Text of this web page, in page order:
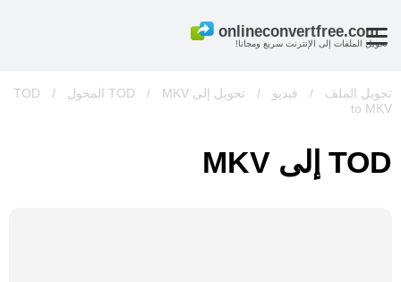
تحويل الملفات إلى الإنترنت سريع ومجانا!
تحويل الملف / فيديو / تحويل إلى TOD / MKV المحول /
TOD
to MKV
TOD إلى MKV